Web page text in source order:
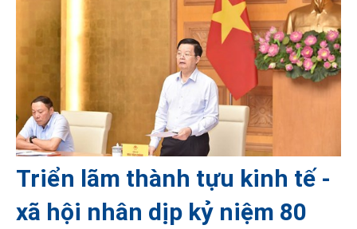
Triển lãm thành tựu kinh tế -
xã hội nhân dịp kỷ niệm 80